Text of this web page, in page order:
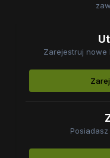
Zarejestruj nowe